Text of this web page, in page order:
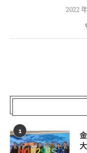
2022
1